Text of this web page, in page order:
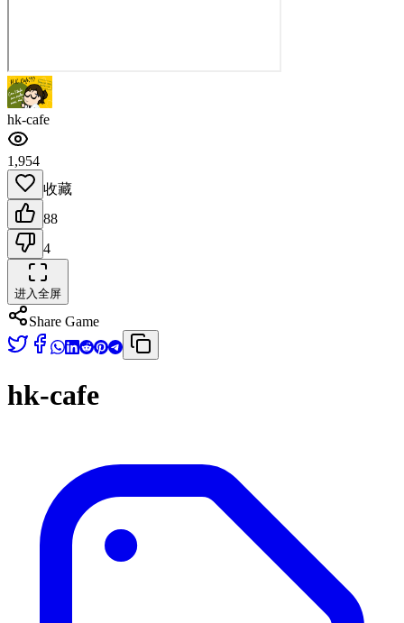
hk-cafe
1,954
收藏
88
4
进入全屏
Share Game
hk-cafe